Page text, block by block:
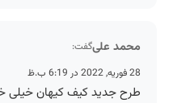
محمد علیگفت:
28 فوریه, 2022 در 6:19 ب.ظ
طرح جدید کیف کیهان خیلی